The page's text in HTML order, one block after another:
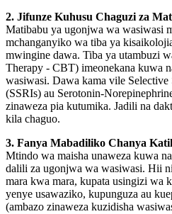
2. Jifunze Kuhusu Chaguzi za
Matibabu ya ugonjwa wa wasiwasi
mchanganyiko wa tiba ya
mwingine dawa. Tiba ya utambuzi
Therapy - CBT) imeonekana kuwa
wasiwasi. Dawa kama vile
(SSRIs) au Serotonin-
zinaweza pia kutumika. Jadili na
kila chaguo.
3. Fanya Mabadiliko Chanya
Mtindo wa maisha unaweza kuwa
dalili za ugonjwa wa wasiwasi. Hii
mara kwa mara, kupata usingizi wa
yenye usawaziko, kupunguza au
(ambazo zinaweza kuzidisha